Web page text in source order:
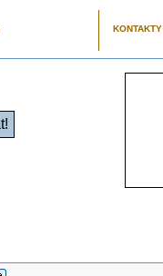
KONTAKTY